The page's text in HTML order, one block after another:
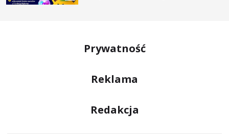
Prywatność
Reklama
Redakcja